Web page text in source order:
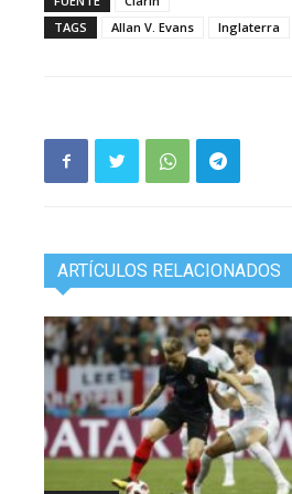
TAGS
Allan V. Evans Inglaterra
ARTÍCULOS RELACIONADOS